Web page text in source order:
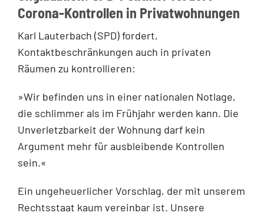
Corona-Kontrollen in Privatwohnungen
Karl Lauterbach (SPD) fordert,
Kontaktbeschränkungen auch in privaten
Räumen zu kontrollieren:
»Wir befinden uns in einer nationalen Notlage,
die schlimmer als im Frühjahr werden kann. Die
Unverletzbarkeit der Wohnung darf kein
Argument mehr für ausbleibende Kontrollen
sein.«
Ein ungeheuerlicher Vorschlag, der mit unserem
Rechtsstaat kaum vereinbar ist. Unsere